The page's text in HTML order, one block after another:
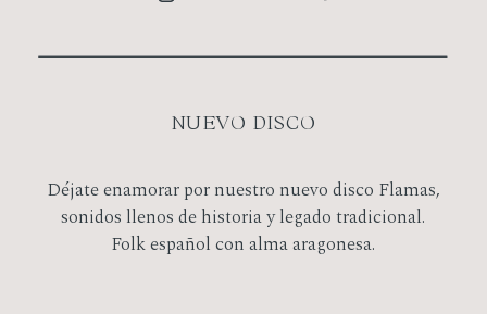
NUEVO DISCO
Déjate enamorar por nuestro nuevo disco Flamas,
sonidos llenos de historia y legado tradicional.
Folk español con alma aragonesa.